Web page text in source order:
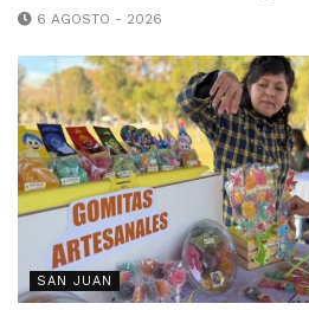
6 AGOSTO - 2026
SAN JUAN